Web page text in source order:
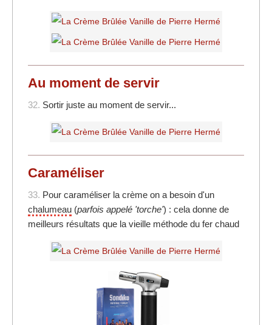
Au moment de servir
32. Sortir juste au moment de servir...
Caraméliser
33. Pour caraméliser la crème on a besoin d'un
chalumeau (parfois appelé 'torche') : cela donne de
meilleurs résultats que la vieille méthode du fer chaud